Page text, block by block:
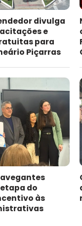
divulga
e
para
Piçarras
do
às